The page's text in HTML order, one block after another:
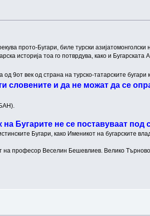
прото-Бугари, биле турски
историја тоа го потврдува, како и Бугарската
9от век од страна на турско-татарските бугари
словените и да не можат да се
на Бугарите не се поставуваат
Бугари, како Именикот на бугарските
на професор Веселин Бешевлиев. Велико